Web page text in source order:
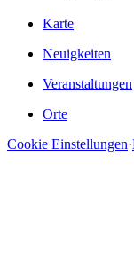
Karte
Neuigkeiten
Veranstaltungen
Orte
Cookie Einstellungen·